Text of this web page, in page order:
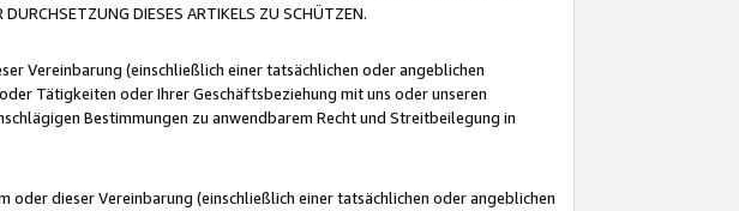
DIESES ARTIKELS ZU SCHÜTZEN.
Vereinbarung (einschließlich einer tatsächlichen oder angeblichen
Tätigkeiten oder Ihrer Geschäftsbeziehung mit uns oder unseren
Bestimmungen zu anwendbarem Recht und Streitbeilegung in
dieser Vereinbarung (einschließlich einer tatsächlichen oder angeblichen